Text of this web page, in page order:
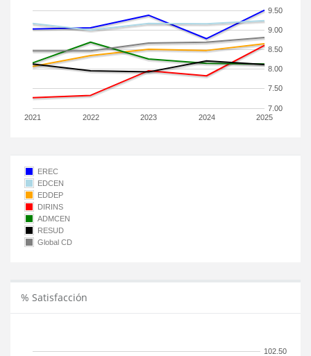
2021 2022 2023 2024 2025
7.00
7.50
8.00
8.50
9.00
9.50
EREC
EDCEN
EDDEP
DIRINS
ADMCEN
RESUD
Global CD
% Satisfacción
102.50